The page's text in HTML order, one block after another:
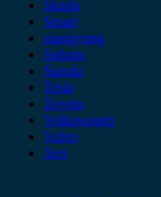
Skoda
Smart
ssangyong
Subaru
Suzuki
Tesla
Toyota
Volkswagen
Volvo
Xev